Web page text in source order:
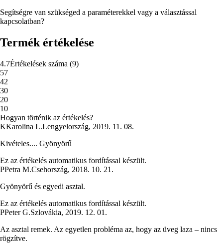
Segítségre van szükséged a paraméterekkel vagy a választással
kapcsolatban?
Termék értékelése
4.7Értékelések száma (9)
57
42
30
20
10
Hogyan történik az értékelés?
KKarolina L.Lengyelország, 2019. 11. 08.
Kivételes.... Gyönyörű
Ez az értékelés automatikus fordítással készült.
PPetra M.Csehország, 2018. 10. 21.
Gyönyörű és egyedi asztal.
Ez az értékelés automatikus fordítással készült.
PPeter G.Szlovákia, 2019. 12. 01.
Az asztal remek. Az egyetlen probléma az, hogy az üveg laza – nincs
rögzítve.